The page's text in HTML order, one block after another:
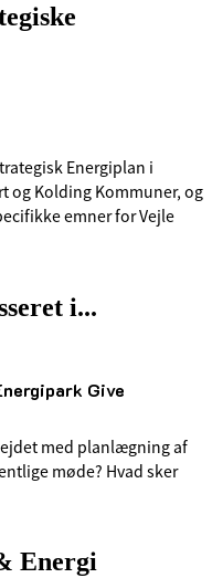
Energiplan i
og Kolding Kommuner, og
emner for Vejle
i...
Give
med planlægning af
møde? Hvad sker
Energi